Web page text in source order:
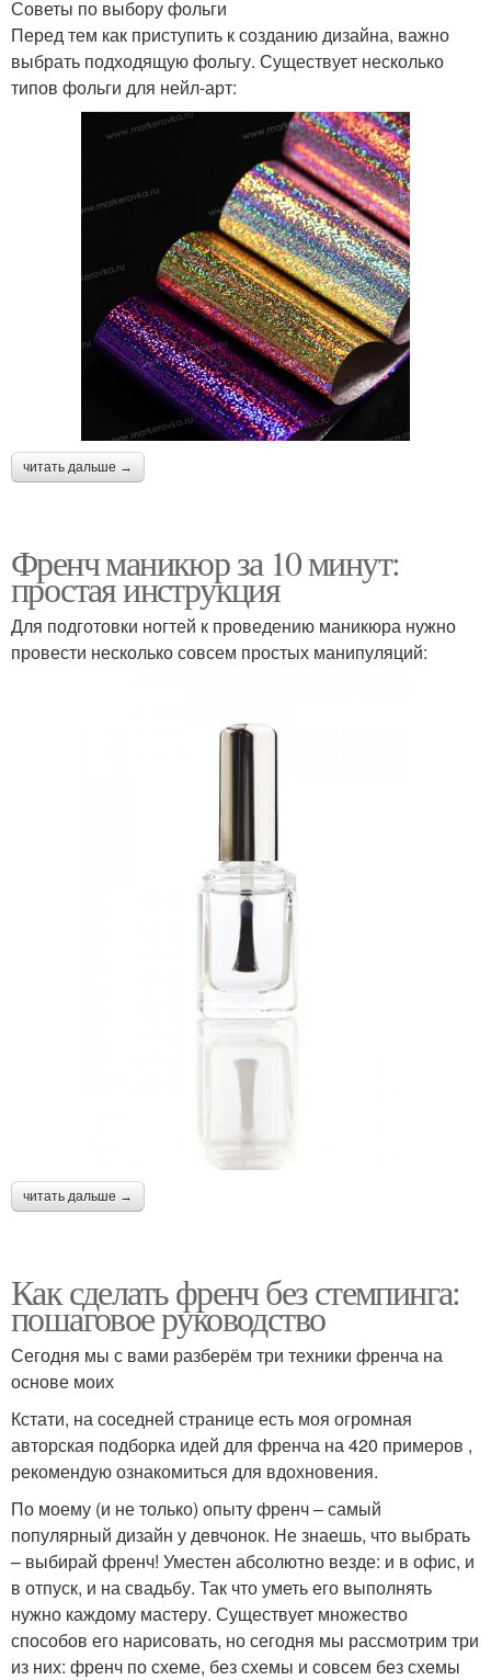
Советы по выбору фольги
Перед тем как приступить к созданию дизайна, важно
выбрать подходящую фольгу. Существует несколько
типов фольги для нейл-арт:
читать дальше →
Френч маникюр за 10 минут:
простая инструкция
Для подготовки ногтей к проведению маникюра нужно
провести несколько совсем простых манипуляций:
читать дальше →
Как сделать френч без стемпинга:
пошаговое руководство
Сегодня мы с вами разберём три техники френча на
основе моих
Кстати, на соседней странице есть моя огромная
авторская подборка идей для френча на 420 примеров ,
рекомендую ознакомиться для вдохновения.
По моему (и не только) опыту френч – самый
популярный дизайн у девчонок. Не знаешь, что выбрать
– выбирай френч! Уместен абсолютно везде: и в офис, и
в отпуск, и на свадьбу. Так что уметь его выполнять
нужно каждому мастеру. Существует множество
способов его нарисовать, но сегодня мы рассмотрим три
из них: френч по схеме, без схемы и совсем без схемы